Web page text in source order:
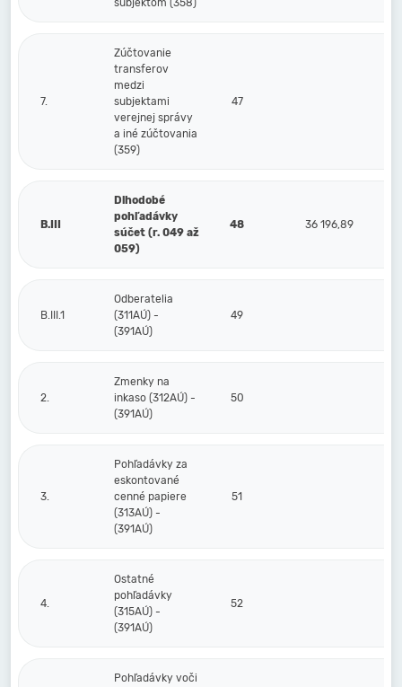
subjektom (358)
7.
Zúčtovanie
transferov
medzi
subjektami
verejnej správy
a iné zúčtovania
(359)
47
B.III
Dlhodobé
pohľadávky
súčet (r. 049 až
059)
48 36 196,89
B.III.1
Odberatelia
(311AÚ) -
(391AÚ)
49
2.
Zmenky na
inkaso (312AÚ) -
(391AÚ)
50
3.
Pohľadávky za
eskontované
cenné papiere
(313AÚ) -
(391AÚ)
51
4.
Ostatné
pohľadávky
(315AÚ) -
(391AÚ)
52
Pohľadávky voči